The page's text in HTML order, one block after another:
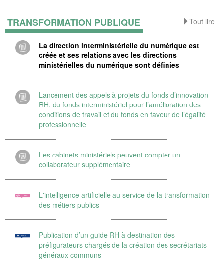
Tout lire
TRANSFORMATION PUBLIQUE
La direction interministérielle du numérique est
créée et ses relations avec les directions
ministérielles du numérique sont définies
Lancement des appels à projets du fonds d’innovation
RH, du fonds interministériel pour l’amélioration des
conditions de travail et du fonds en faveur de l’égalité
professionnelle
Les cabinets ministériels peuvent compter un
collaborateur supplémentaire
L'intelligence artificielle au service de la transformation
des métiers publics
Publication d’un guide RH à destination des
préfigurateurs chargés de la création des secrétariats
généraux communs